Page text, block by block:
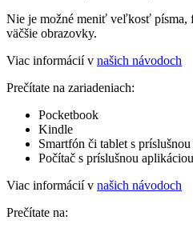
Nie je možné meniť veľkosť písma,
väčšie obrazovky.
Viac informácií v našich návodoch
Prečítate na zariadeniach:
Pocketbook
Kindle
Smartfón či tablet s
Počítač s príslušnou aplikáciou
Viac informácií v našich návodoch
Prečítate na: